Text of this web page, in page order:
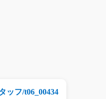
ッフ/t06_00434